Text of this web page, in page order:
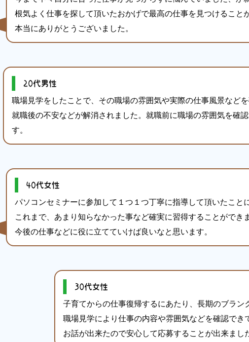
根気よく仕事を探して頂いたおかげで最高の仕事を見つけること
本当にありがとうございました。
20代男性
職場見学をしたことで、その職場の雰囲気や実際の仕事風景などを
就職後の不安などが解消されました。就職前に職場の雰囲気を確
す。
40代女性
パソコンセミナーに参加して１つ１つ丁寧に指導して頂いたこと
これまで、あまり知らなかった事など確実に習得することができ
今後の仕事などに役に立てていけば良いなと思います。
30代女性
子育てからの仕事復帰するにあたり、長期のブラン
職場見学により仕事の内容や雰囲気などを確認でき
お話が出来たので安心して応募することが出来まし